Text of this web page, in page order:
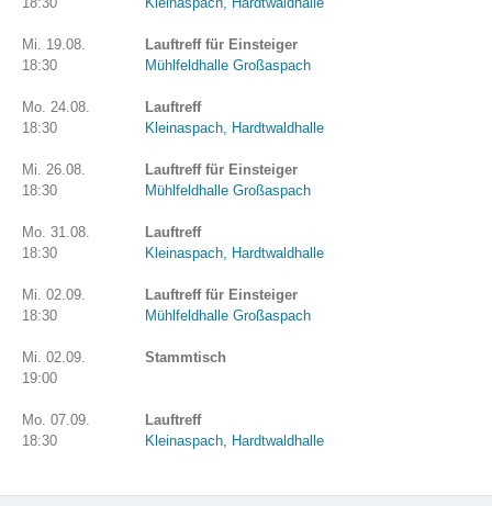
Mi. 19.08.
18:30
Lauftreff für Einsteiger
Mühlfeldhalle Großaspach
Mo. 24.08.
18:30
Lauftreff
Kleinaspach, Hardtwaldhalle
Mi. 26.08.
18:30
Lauftreff für Einsteiger
Mühlfeldhalle Großaspach
Mo. 31.08.
18:30
Lauftreff
Kleinaspach, Hardtwaldhalle
Mi. 02.09.
18:30
Lauftreff für Einsteiger
Mühlfeldhalle Großaspach
Mi. 02.09.
19:00
Stammtisch
Mo. 07.09.
18:30
Lauftreff
Kleinaspach, Hardtwaldhalle